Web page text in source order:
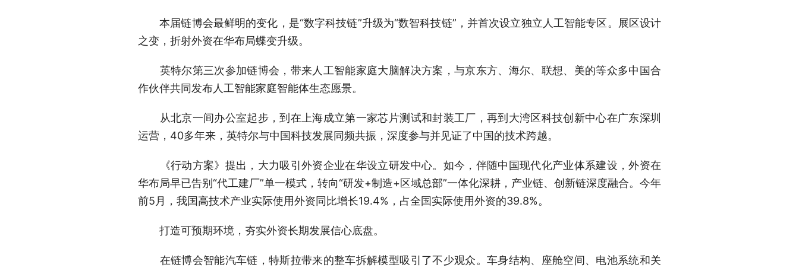
本届链博会最鲜明的变化，是“数字科技链”升级为“数智科技链”，并首次设立独立人工智能专区。展区设计
之变，折射外资在华布局蝶变升级。
英特尔第三次参加链博会，带来人工智能家庭大脑解决方案，与京东方、海尔、联想、美的等众多中国合
作伙伴共同发布人工智能家庭智能体生态愿景。
从北京一间办公室起步，到在上海成立第一家芯片测试和封装工厂，再到大湾区科技创新中心在广东深圳
运营，40多年来，英特尔与中国科技发展同频共振，深度参与并见证了中国的技术跨越。
《行动方案》提出，大力吸引外资企业在华设立研发中心。如今，伴随中国现代化产业体系建设，外资在
华布局早已告别“代工建厂”单一模式，转向“研发+制造+区域总部”一体化深耕，产业链、创新链深度融合。今年
前5月，我国高技术产业实际使用外资同比增长19.4%，占全国实际使用外资的39.8%。
打造可预期环境，夯实外资长期发展信心底盘。
在链博会智能汽车链，特斯拉带来的整车拆解模型吸引了不少观众。车身结构、座舱空间、电池系统和关